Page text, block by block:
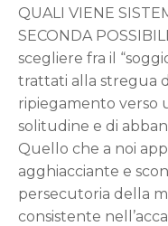
QUALI VIENE
SECONDA
scegliere fra il
trattati alla stregua
ripiegamento verso
solitudine e di
Quello che a noi
agghiacciante e
persecutoria della
consistente